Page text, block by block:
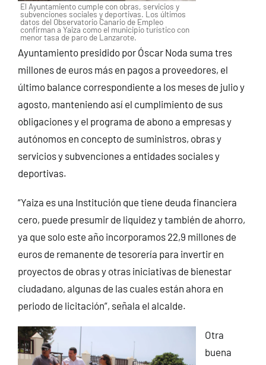
El Ayuntamiento cumple con obras, servicios y
subvenciones sociales y deportivas. Los últimos
datos del Observatorio Canario de Empleo
confirman a Yaiza como el municipio turístico con
menor tasa de paro de Lanzarote.
Ayuntamiento presidido por Óscar Noda suma tres
millones de euros más en pagos a proveedores, el
último balance correspondiente a los meses de julio y
agosto, manteniendo así el cumplimiento de sus
obligaciones y el programa de abono a empresas y
autónomos en concepto de suministros, obras y
servicios y subvenciones a entidades sociales y
deportivas.
“Yaiza es una Institución que tiene deuda financiera
cero, puede presumir de liquidez y también de ahorro,
ya que solo este año incorporamos 22,9 millones de
euros de remanente de tesorería para invertir en
proyectos de obras y otras iniciativas de bienestar
ciudadano, algunas de las cuales están ahora en
periodo de licitación”, señala el alcalde.
Otra
buena